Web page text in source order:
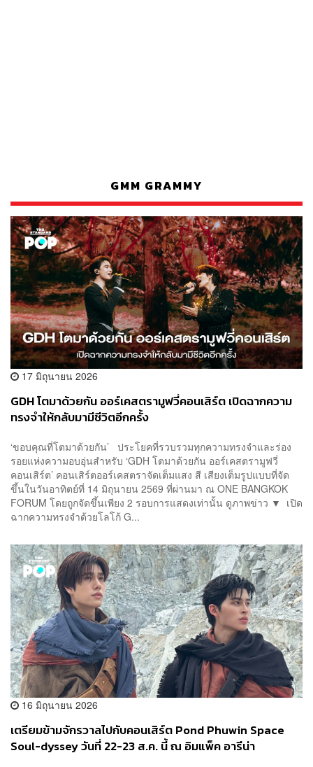
GMM GRAMMY
17 มิถุนายน 2026
GDH โตมาด้วยกัน ออร์เคสตรามูฟวี่คอนเสิร์ต เปิดฉากความ
ทรงจำให้กลับมามีชีวิตอีกครั้ง
‘ขอบคุณที่โตมาด้วยกัน’ ประโยคที่รวบรวมทุกความทรงจำและร่อง
รอยแห่งความอบอุ่นสำหรับ ‘GDH โตมาด้วยกัน ออร์เคสตรามูฟวี่
คอนเสิร์ต’ คอนเสิร์ตออร์เคสตราจัดเต็มแสง สี เสียงเต็มรูปแบบที่จัด
ขึ้นในวันอาทิตย์ที่ 14 มิถุนายน 2569 ที่ผ่านมา ณ ONE BANGKOK
FORUM โดยถูกจัดขึ้นเพียง 2 รอบการแสดงเท่านั้น ดูภาพข่าว ▼ เปิด
ฉากความทรงจำด้วยโลโก้ G...
16 มิถุนายน 2026
เตรียมข้ามจักรวาลไปกับคอนเสิร์ต Pond Phuwin Space
Soul-dyssey วันที่ 22-23 ส.ค. นี้ ณ อิมแพ็ค อารีน่า